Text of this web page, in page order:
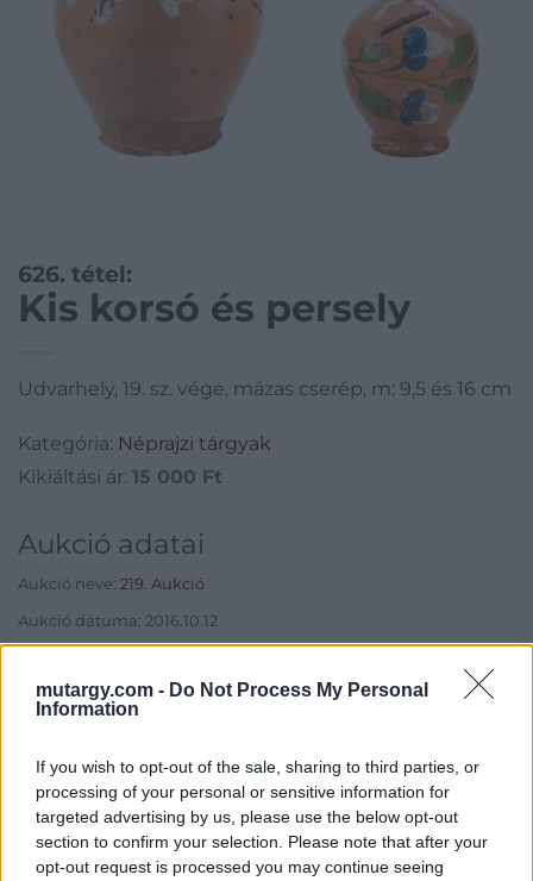
mutargy.com - Do Not Process My Personal
Information
If you wish to opt-out of the sale, sharing to third parties, or
processing of your personal or sensitive information for
targeted advertising by us, please use the below opt-out
section to confirm your selection. Please note that after your
opt-out request is processed you may continue seeing
626. tétel:
Kis korsó és persely
Udvarhely, 19. sz. vége, mázas cserép, m: 9,5 és 16 cm
Kategória: Néprajzi tárgyak
Kikiáltási ár: 15 000 Ft
Aukció adatai
Aukció neve: 219. Aukció
Aukció dátuma: 2016.10.12
Aukció helye: Budapest, Balaton utca 8.
Eladó adatai
Eladó:Nagyházi Galéria és
Aukciósház